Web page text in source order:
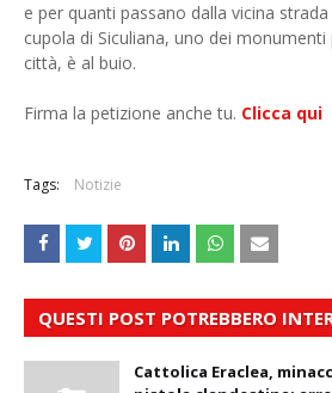
e per quanti passano dalla vicina
cupola di Siculiana, uno dei
città, è al buio.
Firma la petizione anche tu. Clicca qui
Tags: Notizie
QUESTI POST POTREBBERO
Cattolica Eraclea,